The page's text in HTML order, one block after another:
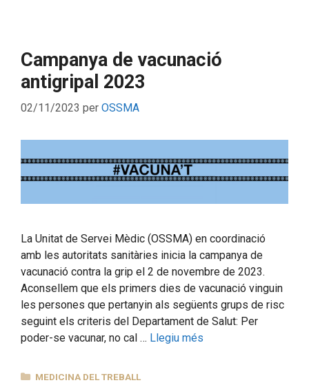
Campanya de vacunació
antigripal 2023
02/11/2023 per OSSMA
La Unitat de Servei Mèdic (OSSMA) en coordinació
amb les autoritats sanitàries inicia la campanya de
vacunació contra la grip el 2 de novembre de 2023.
Aconsellem que els primers dies de vacunació vinguin
les persones que pertanyin als següents grups de risc
seguint els criteris del Departament de Salut: Per
poder-se vacunar, no cal … Llegiu més
CATEGORIES
MEDICINA DEL TREBALL